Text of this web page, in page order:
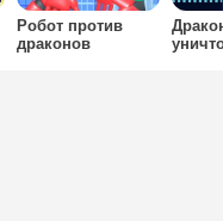
Робот против
драконов